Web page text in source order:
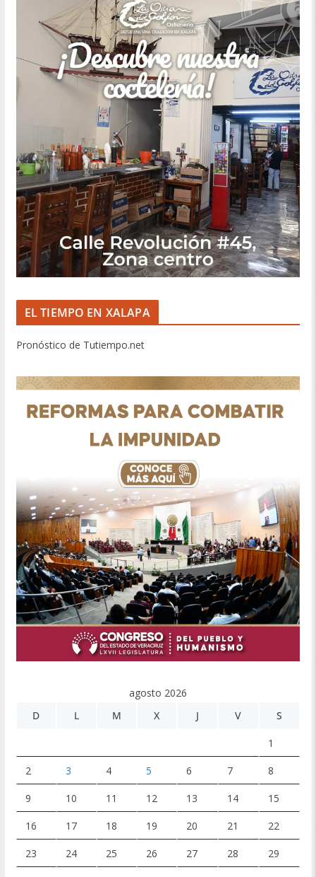
EL TIEMPO EN XALAPA
Pronóstico de Tutiempo.net
agosto 2026
D
L M X J V S
1
2 3 4 5 6 7 8
9 10 11 12 13 14 15
16 17 18 19 20 21 22
23 24 25 26 27 28 29